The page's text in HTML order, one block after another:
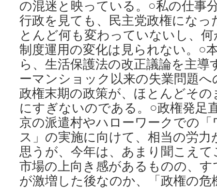
の混迷と映っている。○私の仕事
行政を見ても、民主党政権にな
とんど何も変わっていないし、
制度運用の変化は見られない。○
ら、生活保護法の改正議論を主
ーマンショック以来の失業問題
政権末期の政策が、ほとんどそ
にすぎないのである。○政権発足
京の派遣村やハローワークでの
ス」の実施に向けて、相当の労
思うが、今年は、あまり聞こえ
市場の上向き感があるものの、す
が激増した後なのか、「政権の